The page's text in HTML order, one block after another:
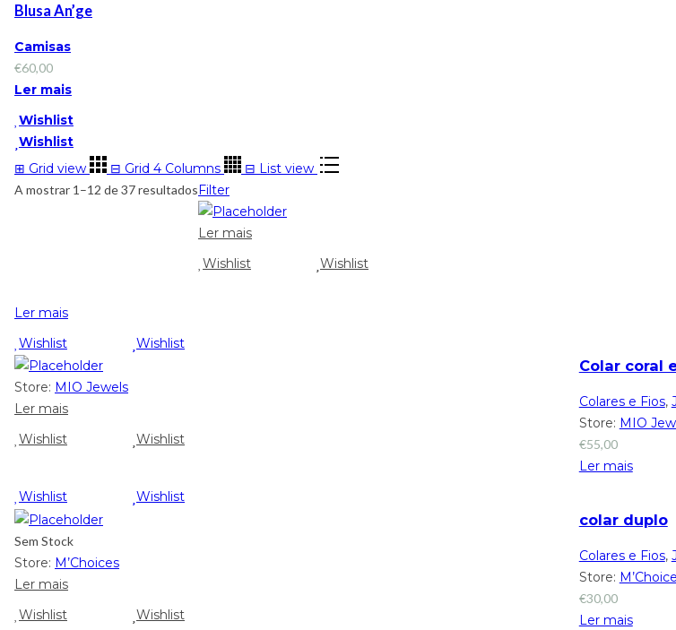
Blusa An’ge
Camisas
€60,00
Ler mais
Wishlist
Wishlist
⊞ Grid view ⊟ Grid 4 Columns ⊟ List view
A mostrar 1–12 de 37 resultadosFilter
Ler mais
Wishlist
Wishlist
Ler mais
Wishlist
Wishlist
Store: MIO Jewels
Ler mais
Wishlist
Wishlist
Colar coral
Colares e Fios,
Store: MIO
€55,00
Ler mais
Wishlist
Wishlist
Sem Stock
Store: M’Choices
Ler mais
Wishlist
Wishlist
colar duplo
Colares e Fios,
Store:
€30,00
Ler mais